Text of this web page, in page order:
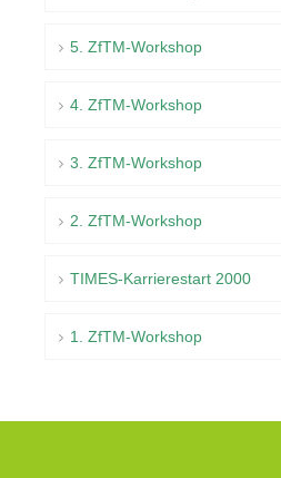
5. ZfTM-Workshop
4. ZfTM-Workshop
3. ZfTM-Workshop
2. ZfTM-Workshop
TIMES-Karrierestart 2000
1. ZfTM-Workshop